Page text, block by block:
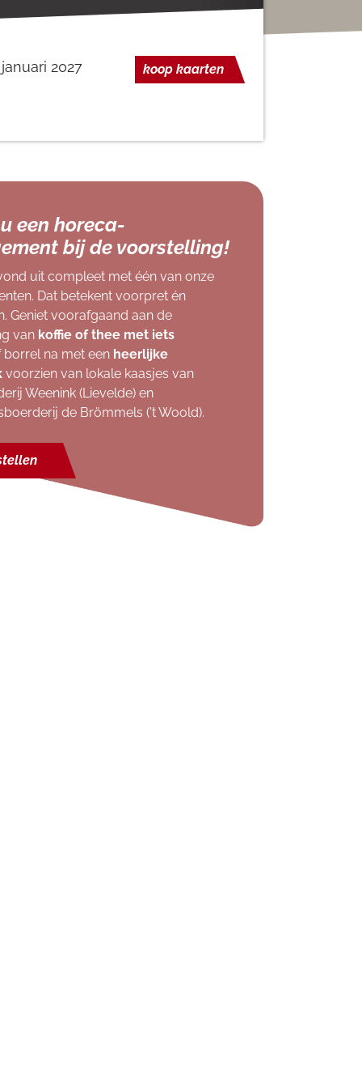
2027 koop kaarten
een horeca-
bij de voorstelling!
uit compleet met één van onze
Dat betekent voorpret én
Geniet voorafgaand aan de
van koffie of thee met iets
borrel na met een heerlijke
voorzien van lokale kaasjes van
Weenink (Lievelde) en
de Brömmels ('t Woold).